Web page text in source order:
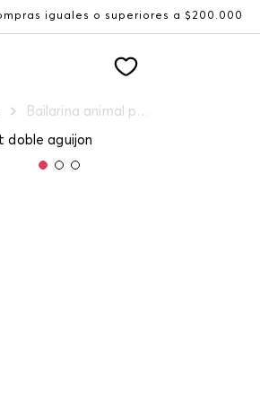
iguales o superiores a $200.000
Bailarina animal print doble aguijon